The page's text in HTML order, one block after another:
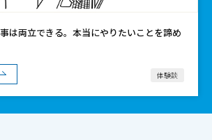
は両立できる。本当にやりたいことを諦め
体験談